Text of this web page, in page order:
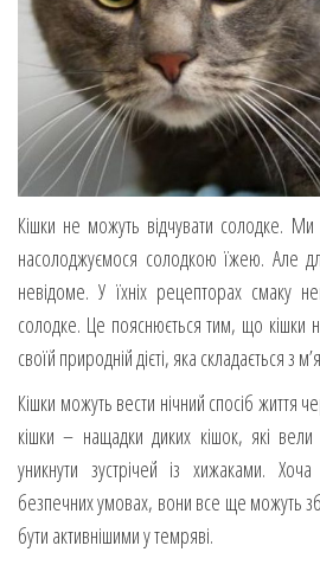
Кішки не можуть відчувати солодке.
насолоджуємося солодкою їжею. Але
невідоме. У їхніх рецепторах смаку
солодке. Це пояснюється тим, що кішки
своїй природній дієті, яка складається з
Кішки можуть вести нічний спосіб життя
кішки – нащадки диких кішок, які
уникнути зустрічей із хижаками.
безпечних умовах, вони все ще можуть
бути активнішими у темряві.